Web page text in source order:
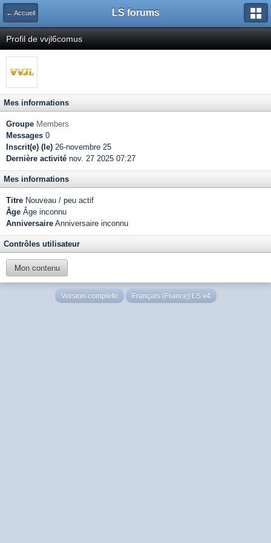
← Accueil LS forums
Profil de vvjl6comus
Mes informations
Groupe Members
Messages 0
Inscrit(e) (le) 26-novembre 25
Dernière activité nov. 27 2025 07:27
Mes informations
Titre Nouveau / peu actif
Âge Âge inconnu
Anniversaire Anniversaire inconnu
Contrôles utilisateur
Mon contenu
Version complète Français (France) LS v4